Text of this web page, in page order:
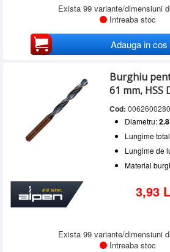
Exista 99 variante/dimensiuni
Intreaba stoc
Adauga in cos
Burghiu
61 mm, HSS
Cod:
Diametru:
Lungime
Lungime de
Material
3,93
Exista 99 variante/dimensiuni
Intreaba stoc